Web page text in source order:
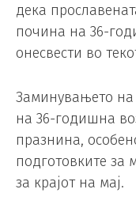
дека
почина на 36-
онесвести во
Заминувањето на
на 36-годишна
празнина,
подготовките за
за крајот на мај.